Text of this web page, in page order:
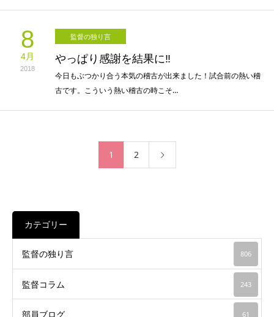
8
4月
2018
監督の独り言
やっぱり感謝を結果に‼︎
今日もぶつかり合う本気の稽古が出来ました！試合前の熱い稽
古です。こういう熱い稽古の時こそ…
1 2
カテゴリー
監督の独り言 806
監督コラム 243
部員ブログ 61